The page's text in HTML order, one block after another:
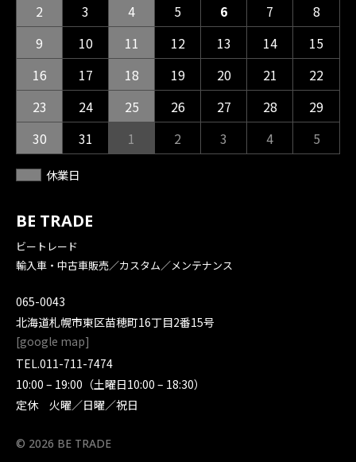
BE TRADE
ビートレード
輸入車・中古車販売／カスタム／メンテナンス
065-0043
北海道札幌市東区苗穂町16丁目2番15号
[google map]
TEL.011-711-7474
10:00 – 19:00（土曜日10:00 – 18:30）
定休 火曜／日曜／祝日
2
3 4 5 6 7
8
9
10 11 12 13 14
15
16
17 18 19 20 21
22
23
24 25 26 27 28
29
30
31 1 2 3 4 5
休業日
© 2026 BE TRADE